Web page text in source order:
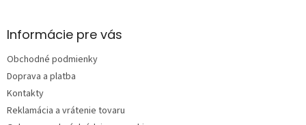
ä
e
Informácie pre vás
Obchodné podmienky
Doprava a platba
Kontakty
Reklamácia a vrátenie tovaru